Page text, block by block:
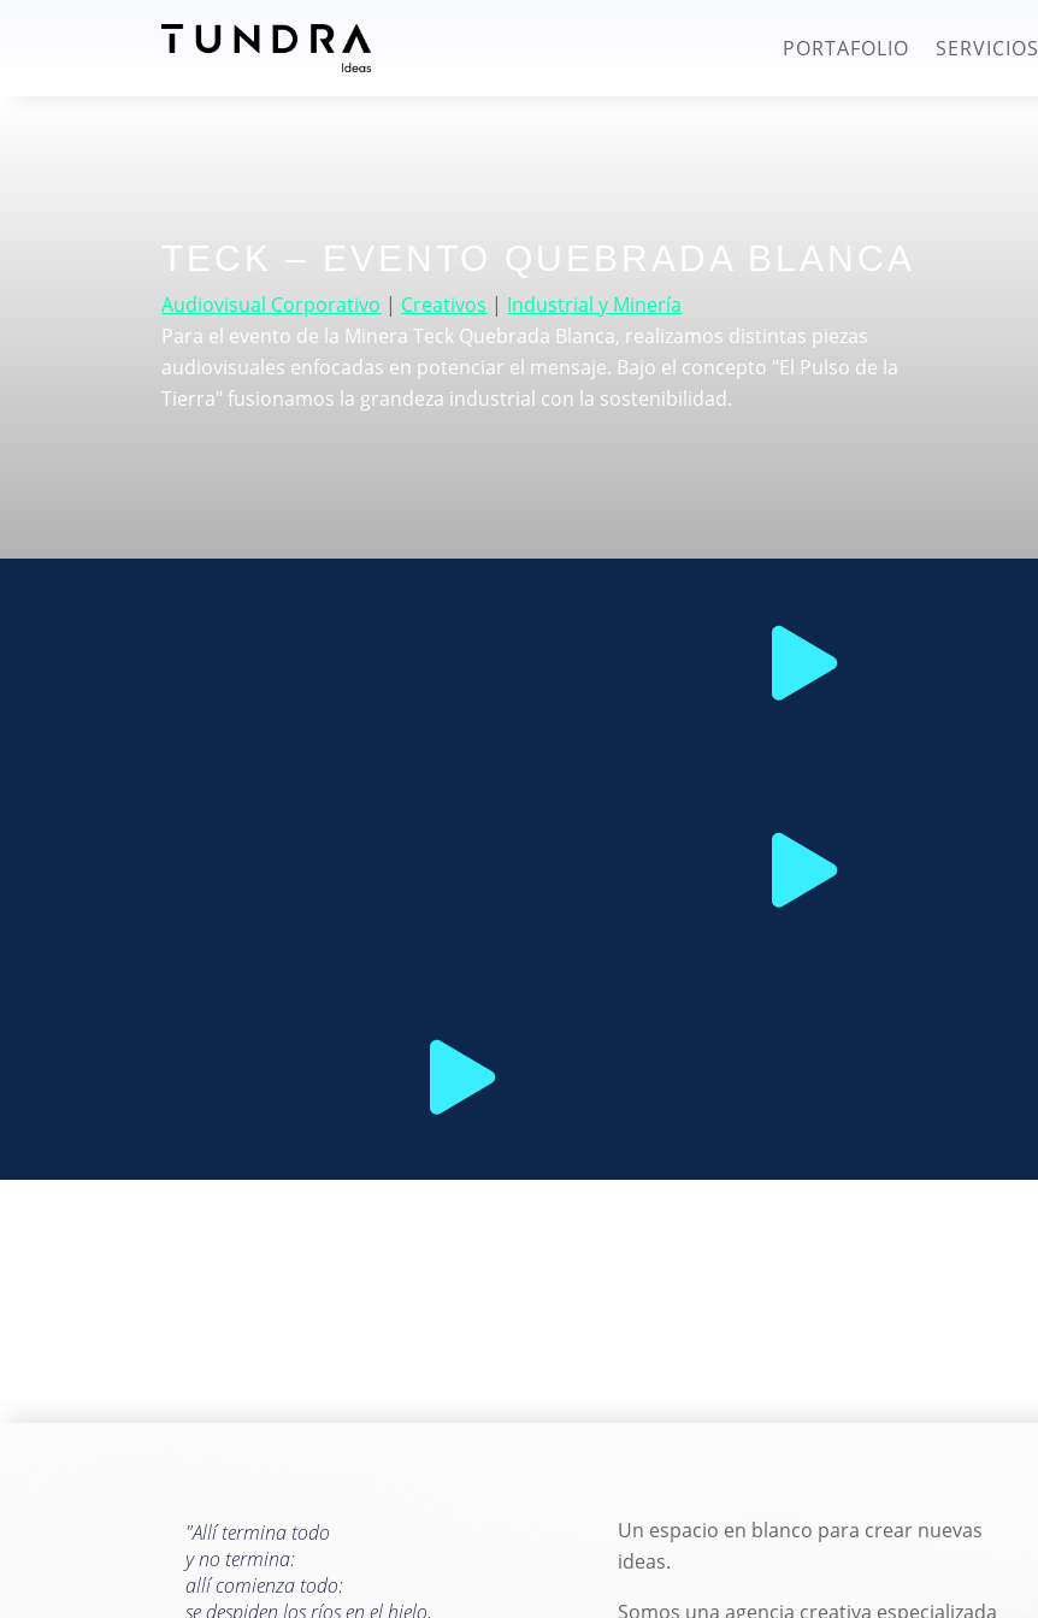
PORTAFOLIO SERVICIOS
TECK – EVENTO QUEBRADA BLANCA
Audiovisual Corporativo | Creativos | Industrial y Minería
Para el evento de la Minera Teck Quebrada Blanca, realizamos distintas piezas
audiovisuales enfocadas en potenciar el mensaje. Bajo el concepto "El Pulso de la
Tierra" fusionamos la grandeza industrial con la sostenibilidad.
"Allí termina todo
y no termina:
allí comienza todo:
se despiden los ríos en el hielo,
Un espacio en blanco para crear nuevas
ideas.
Somos una agencia creativa especializada